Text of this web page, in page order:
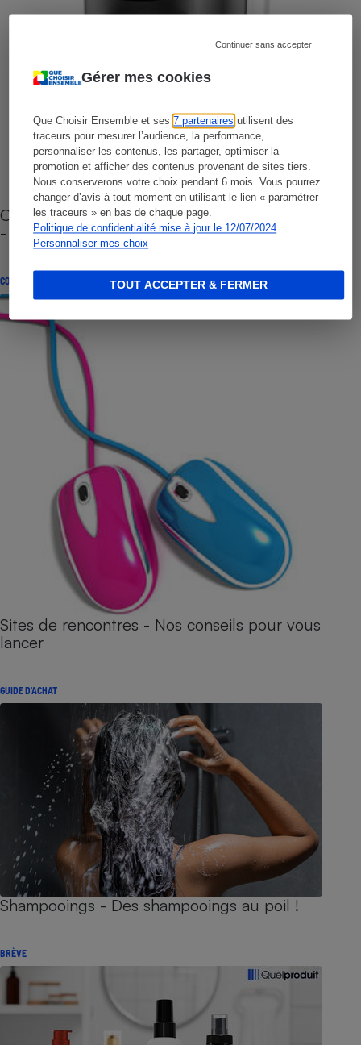
Gérer mes cookies
Que Choisir Ensemble et ses7 partenaires utilisent des
traceurs pour mesurer l’audience, la performance,
personnaliser les contenus, les partager, optimiser la
promotion et afficher des contenus provenant de sites tiers.
Nous conserverons votre choix pendant 6 mois. Vous pourrez
changer d’avis à tout moment en utilisant le lien « paramétrer
les traceurs » en bas de chaque page.
Politique de confidentialité mise à jour le 12/07/2024
Personnaliser mes choix
Continuer sans accepter
TOUT ACCEPTER & FERMER
Cafetière à capsules zéro déchet CoffeeB (vidéo)
- Premières impressions
CONSEILS
Sites de rencontres - Nos conseils pour vous
lancer
GUIDE D'ACHAT
Shampooings - Des shampooings au poil !
BRÈVE